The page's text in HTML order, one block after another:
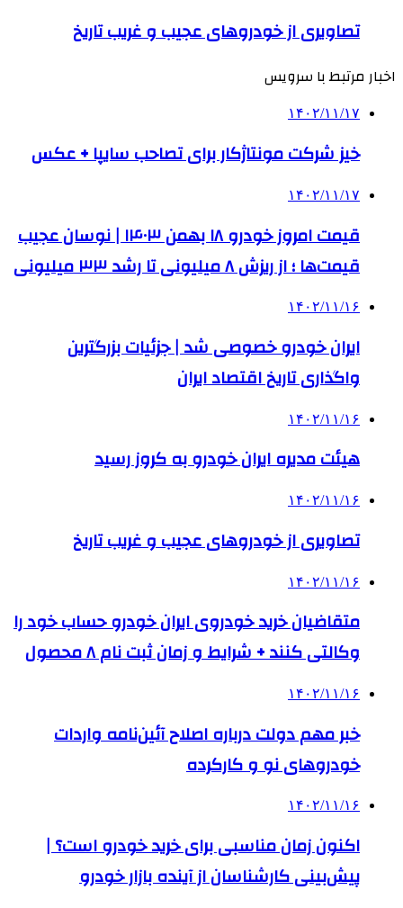
تصاویری از خودروهای عجیب و غریب تاریخ
اخبار مرتبط با سرویس
۱۴۰۲/۱۱/۱۷
خیز شرکت مونتاژکار برای تصاحب سایپا + عکس
۱۴۰۲/۱۱/۱۷
قیمت امروز خودرو ۱۸ بهمن ۱۴۰۳ | نوسان عجیب
قیمت‌ها ؛ از ریزش ۸ میلیونی تا رشد ۳۳ میلیونی
۱۴۰۲/۱۱/۱۶
ایران خودرو خصوصی شد | جزئیات بزرگترین
واگذاری تاریخ اقتصاد ایران
۱۴۰۲/۱۱/۱۶
هیئت مدیره ایران خودرو به کروز رسید
۱۴۰۲/۱۱/۱۶
تصاویری از خودروهای عجیب و غریب تاریخ
۱۴۰۲/۱۱/۱۶
متقاضیان خرید خودروی ایران خودرو حساب خود را
وکالتی کنند + شرایط و زمان ثبت نام ۸ محصول
۱۴۰۲/۱۱/۱۶
خبر مهم دولت درباره اصلاح آئین‌نامه واردات
خودروهای نو و کارکرده
۱۴۰۲/۱۱/۱۶
اکنون زمان مناسبی برای خرید خودرو است؟ |
پیش‌بینی کارشناسان از آینده بازار خودرو